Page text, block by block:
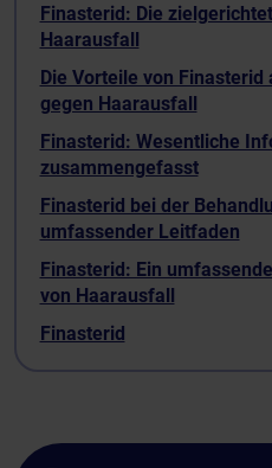
Finasterid: Die
Haarausfall
Die Vorteile von
gegen Haarausfall
Finasterid: Wesentliche
zusammengefasst
Finasterid bei der
umfassender Leitfaden
Finasterid: Ein
von Haarausfall
Finasterid